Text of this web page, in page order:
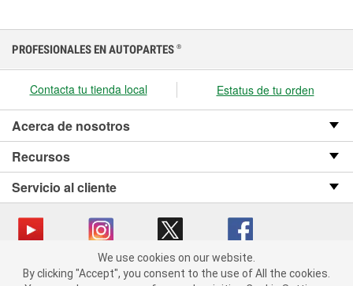
We use cookies on our website. By clicking "Accept", you consent
to the use of All the cookies.
PROFESIONALES EN AUTOPARTES ®
Contacta tu tienda local Estatus de tu orden
Acerca de nosotros
Recursos
Servicio al cliente
Copyright © 2008-2026 O’Reilly Auto Parts v OST_3.2.0.0.729 (3) cv1361
We use cookies on our website.
By clicking "Accept", you consent to the use of All the cookies.